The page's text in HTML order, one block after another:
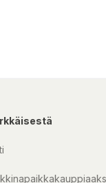
laitteeseen.